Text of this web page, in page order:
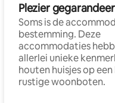
Plezier
Soms is de
bestemming. Deze
accommodaties
allerlei unieke
houten huisjes op
rustige woonboten.